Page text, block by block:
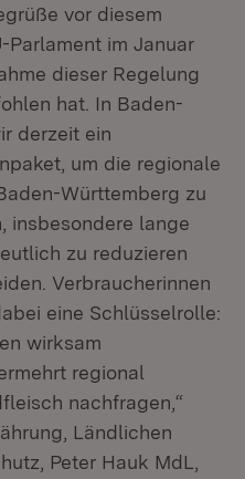
vor diesem
Parlament im Januar
dieser Regelung
hat. In Baden-
derzeit ein
um die regionale
Württemberg zu
insbesondere lange
zu reduzieren
Verbraucherinnen
eine Schlüsselrolle:
wirksam
regional
nachfragen,“
Ländlichen
Peter Hauk MdL,